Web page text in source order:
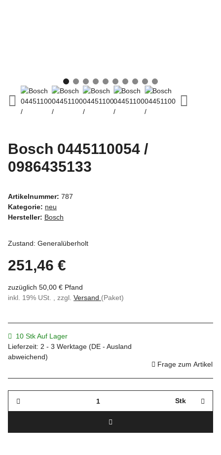
Bosch 0445110054 /
0986435133
Artikelnummer: 787
Kategorie: neu
Hersteller: Bosch
Zustand: Generalüberholt
251,46 €
zuzüglich 50,00 € Pfand
inkl. 19% USt. , zzgl. Versand (Paket)
10 Stk Auf Lager
Lieferzeit: 2 - 3 Werktage (DE - Ausland
abweichend)
Frage zum Artikel
Stk